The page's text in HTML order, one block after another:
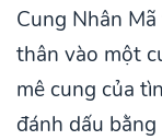
Cung Nhân
thân vào một
mê cung của
đánh dấu